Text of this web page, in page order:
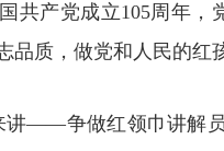
共产党成立105周年
品质，做党和人民的红
讲——争做红领巾讲解